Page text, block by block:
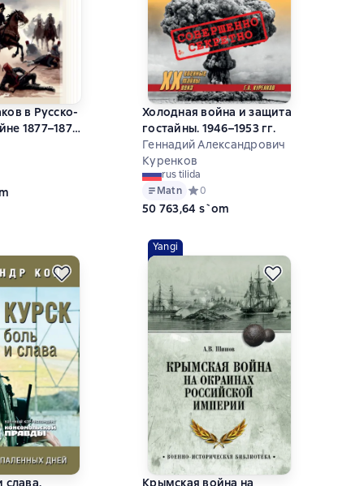
в Русско-
1877–1878
рейтинг 0 на основе 0 оценок
Холодная война и защита
гостайны. 1946–1953 гг.
Геннадий Александрович
Куренков
rus tilida
Matn Средний рейтинг 0 на основе 0
0
50 763,64 s`om
слава.
Yangi
Крымская война на